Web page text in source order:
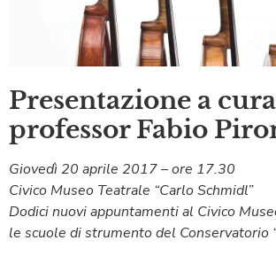
Presentazione a
professor Fabio
Giovedì 20 aprile 2017 – ore 17.30
Civico Museo Teatrale “Carlo Schmidl”
Dodici nuovi appuntamenti al Civico
le scuole di strumento del Conservatorio